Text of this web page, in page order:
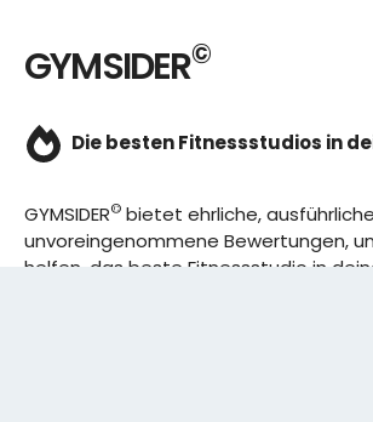
GYMSIDER©
Die besten Fitnessstudios in
GYMSIDER© bietet ehrliche,
unvoreingenommene Bewertungen,
helfen, das beste Fitnessstudio in